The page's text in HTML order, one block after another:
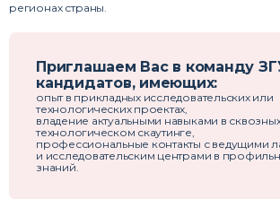
регионах страны.
Приглашаем Вас в команду
кандидатов, имеющих:
опыт в прикладных исследовательских или
технологических проектах,
владение актуальными навыками в
технологическом скаутинге,
профессиональные контакты с ведущими
и исследовательским центрами в
знаний.